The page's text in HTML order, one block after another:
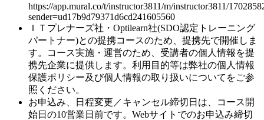
https://app.mural.co/t/instructor3811/m/instructor3811/
sender=ud17b9d79371d6cd241605560
ＩＴプレナーズ社・Optilearn社(SDO認定トレーニング
パートナー)との提携コースのため、提携先で開催しま
す。コース実施・運営のため、受講者の個人情報を提
携先企業に提供します。利用目的等は弊社の個人情報
保護ポリシー及び個人情報の取り扱いについてをご参
照ください。
お申込み、日程変更／キャンセル締切日は、コース開
始日の10営業日前です。Webサイトでのお申込み締切